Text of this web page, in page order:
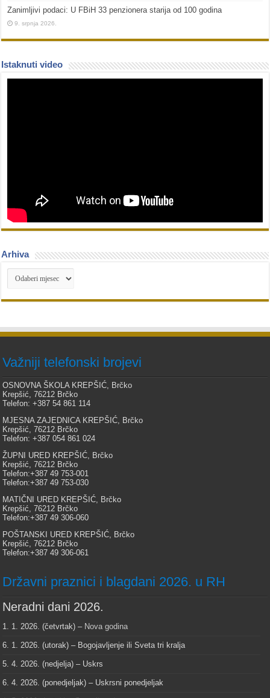
Zanimljivi podaci: U FBiH 33 penzionera starija od 100 godina
9. srpnja 2026.
Istaknuti video
Arhiva
Arhiva
Važniji telefonski brojevi
OSNOVNA ŠKOLA KREPŠIĆ, Brčko
Krepšić, 76212 Brčko
Telefon: +387 54 861 114
MJESNA ZAJEDNICA KREPŠIĆ, Brčko
Krepšić, 76212 Brčko
Telefon: +387 054 861 024
ŽUPNI URED KREPŠIĆ, Brčko
Krepšić, 76212 Brčko
Telefon:+387 49 753-001
Telefon:+387 49 753-030
MATIČNI URED KREPŠIĆ, Brčko
Krepšić, 76212 Brčko
Telefon:+387 49 306-060
POŠTANSKI URED KREPŠIĆ, Brčko
Krepšić, 76212 Brčko
Telefon:+387 49 306-061
Državni praznici i blagdani 2026. u RH
Neradni dani 2026.
1. 1. 2026. (četvrtak) – Nova godina
6. 1. 2026. (utorak) – Bogojavljenje ili Sveta tri kralja
5. 4. 2026. (nedjelja) – Uskrs
6. 4. 2026. (ponedjeljak) – Uskrsni ponedjeljak